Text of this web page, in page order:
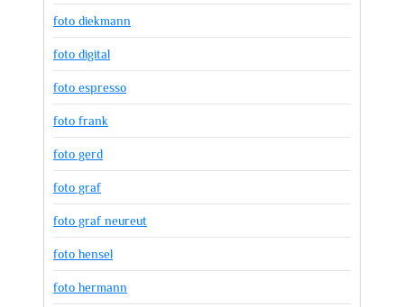
foto diekmann
foto digital
foto espresso
foto frank
foto gerd
foto graf
foto graf neureut
foto hensel
foto hermann